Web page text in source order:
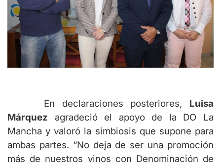
En declaraciones posteriores, Luisa
Márquez agradeció el apoyo de la DO La
Mancha y valoró la simbiosis que supone para
ambas partes. “No deja de ser una promoción
más de nuestros vinos con Denominación de